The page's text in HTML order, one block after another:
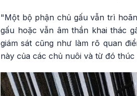
"Một bộ phận chủ gấu vẫn trì
gấu hoặc vẫn âm thần khai thác
giám sát cũng như làm rõ quan
này của các chủ nuôi và từ đó